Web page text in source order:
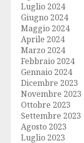
Luglio 2024
Giugno 2024
Maggio 2024
Aprile 2024
Marzo 2024
Febbraio 2024
Gennaio 2024
Dicembre 2023
Novembre 2023
Ottobre 2023
Settembre 2023
Agosto 2023
Luglio 2023